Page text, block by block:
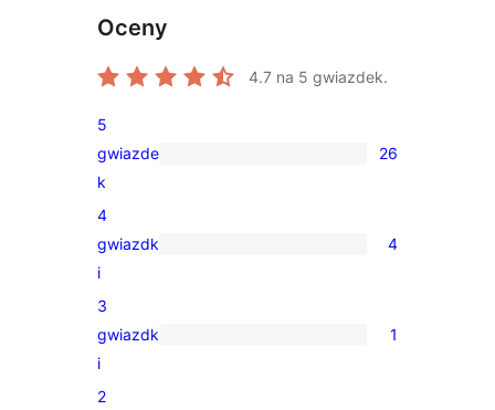
Oceny
4.7 na 5 gwiazdek.
26
recenzji
5-
gwiazdkowych
5
gwiazde
k
26
4
recenzje
4-
gwiazdkowe
4
gwiazdk
i
4
1
recenzja
3-
3
gwiazdk
i
1
2